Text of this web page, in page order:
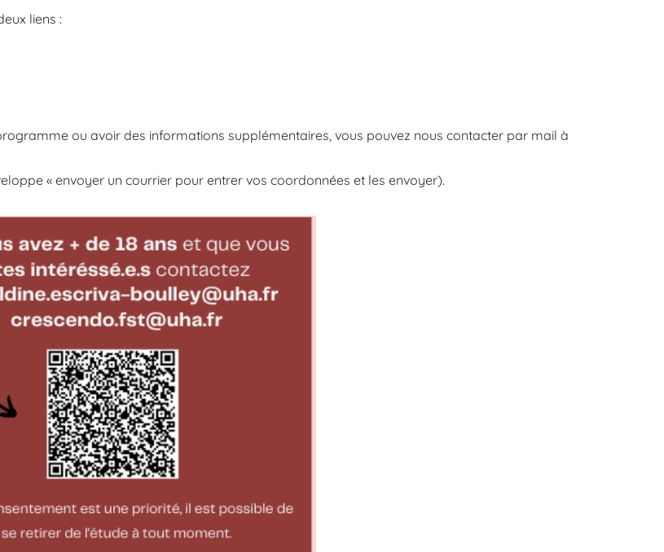
liens :
ou avoir des informations supplémentaires, vous pouvez nous contacter par mail à
« envoyer un courrier pour entrer vos coordonnées et les envoyer).